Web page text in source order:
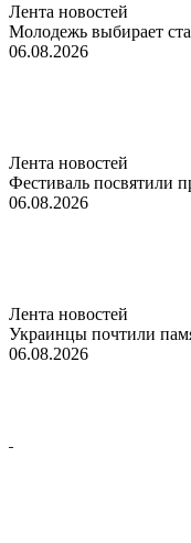
Лента новостей
Молодежь выбирает
06.08.2026
Лента новостей
Фестиваль посвятили
06.08.2026
Лента новостей
Украинцы почтили
06.08.2026